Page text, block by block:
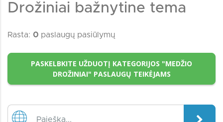
Drožiniai bažnytine tema
Rasta: 0 paslaugų pasiūlymų
PASKELBKITE UŽDUOTĮ KATEGORIJOS "MEDŽIO
DROŽINIAI" PASLAUGŲ TEIKĖJAMS